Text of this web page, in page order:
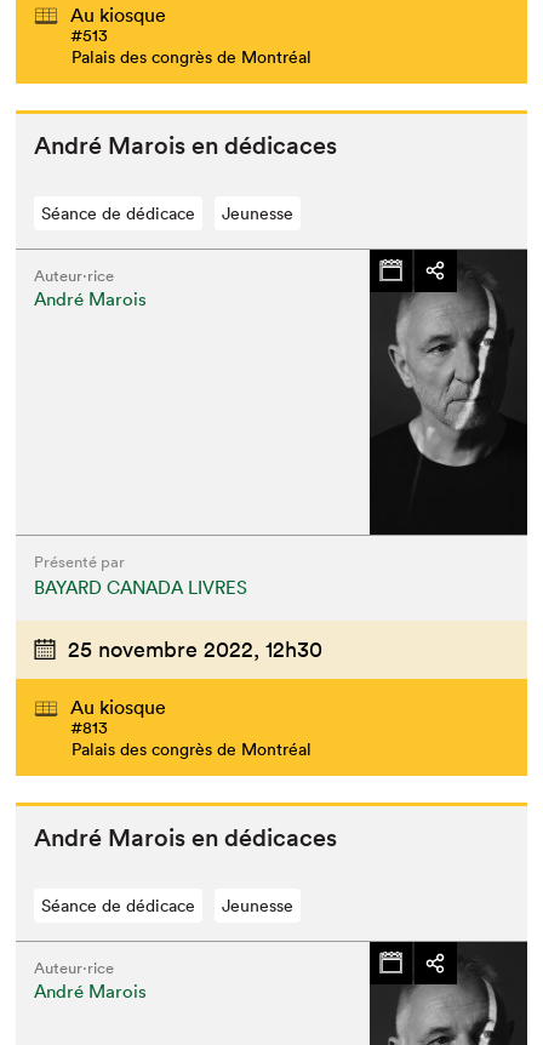
Au kiosque
#513
Palais des congrès de Montréal
André Marois en dédicaces
Séance de dédicace Jeunesse
Auteur·rice
André Marois
Présenté par
BAYARD CANADA LIVRES
25 novembre 2022, 12h30
Au kiosque
#813
Palais des congrès de Montréal
André Marois en dédicaces
Séance de dédicace Jeunesse
Auteur·rice
André Marois